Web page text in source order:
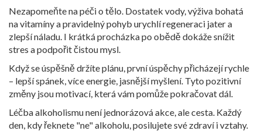
Nezapomeňte na péči o tělo. Dostatek vody, výživa bohatá
na vitamíny a pravidelný pohyb urychlí regeneraci jater a
zlepší náladu. I krátká procházka po obědě dokáže snížit
stres a podpořit čistou mysl.
Když se úspěšně držíte plánu, první úspěchy přicházejí rychle
– lepší spánek, více energie, jasnější myšlení. Tyto pozitivní
změny jsou motivací, která vám pomůže pokračovat dál.
Léčba alkoholismu není jednorázová akce, ale cesta. Každý
den, kdy řeknete "ne" alkoholu, posilujete své zdraví i vztahy.